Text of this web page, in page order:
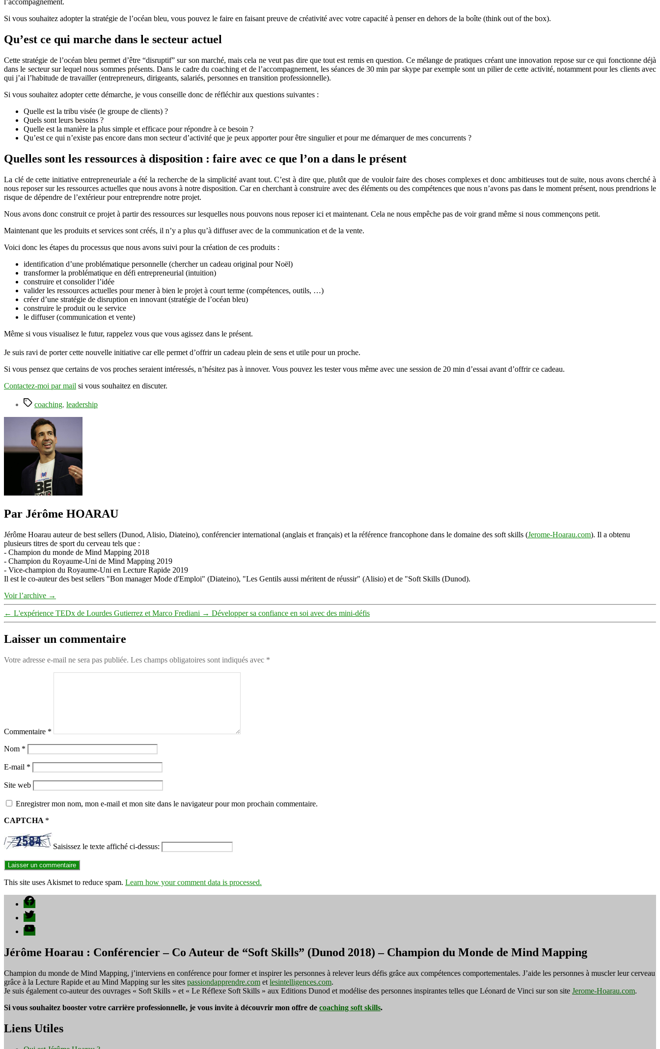
l’accompagnement.
Si vous souhaitez adopter la stratégie de l’océan bleu, vous pouvez le faire en faisant preuve de créativité avec votre capacité à penser en dehors de la boîte (think out of the box).
Qu’est ce qui marche dans le secteur actuel
Cette stratégie de l’océan bleu permet d’être “disruptif” sur son marché, mais cela ne veut pas dire que tout est remis en question. Ce mélange de pratiques créant une innovation repose sur ce qui fonctionne déjà
dans le secteur sur lequel nous sommes présents. Dans le cadre du coaching et de l’accompagnement, les séances de 30 min par skype par exemple sont un pilier de cette activité, notamment pour les clients avec
qui j’ai l’habitude de travailler (entrepreneurs, dirigeants, salariés, personnes en transition professionnelle).
Si vous souhaitez adopter cette démarche, je vous conseille donc de réfléchir aux questions suivantes :
Quelle est la tribu visée (le groupe de clients) ?
Quels sont leurs besoins ?
Quelle est la manière la plus simple et efficace pour répondre à ce besoin ?
Qu’est ce qui n’existe pas encore dans mon secteur d’activité que je peux apporter pour être singulier et pour me démarquer de mes concurrents ?
Quelles sont les ressources à disposition : faire avec ce que l’on a dans le présent
La clé de cette initiative entrepreneuriale a été la recherche de la simplicité avant tout. C’est à dire que, plutôt que de vouloir faire des choses complexes et donc ambitieuses tout de suite, nous avons cherché à
nous reposer sur les ressources actuelles que nous avons à notre disposition. Car en cherchant à construire avec des éléments ou des compétences que nous n’avons pas dans le moment présent, nous prendrions le
risque de dépendre de l’extérieur pour entreprendre notre projet.
Nous avons donc construit ce projet à partir des ressources sur lesquelles nous pouvons nous reposer ici et maintenant. Cela ne nous empêche pas de voir grand même si nous commençons petit.
Maintenant que les produits et services sont créés, il n’y a plus qu’à diffuser avec de la communication et de la vente.
Voici donc les étapes du processus que nous avons suivi pour la création de ces produits :
identification d’une problématique personnelle (chercher un cadeau original pour Noël)
transformer la problématique en défi entrepreneurial (intuition)
construire et consolider l’idée
valider les ressources actuelles pour mener à bien le projet à court terme (compétences, outils, …)
créer d’une stratégie de disruption en innovant (stratégie de l’océan bleu)
construire le produit ou le service
le diffuser (communication et vente)
Même si vous visualisez le futur, rappelez vous que vous agissez dans le présent.
Je suis ravi de porter cette nouvelle initiative car elle permet d’offrir un cadeau plein de sens et utile pour un proche.
Si vous pensez que certains de vos proches seraient intéressés, n’hésitez pas à innover. Vous pouvez les tester vous même avec une session de 20 min d’essai avant d’offrir ce cadeau.
Contactez-moi par mail si vous souhaitez en discuter.
Étiquettes
coaching, leadership
Par Jérôme HOARAU
Jérôme Hoarau auteur de best sellers (Dunod, Alisio, Diateino), conférencier international (anglais et français) et la référence francophone dans le domaine des soft skills (Jerome-Hoarau.com). Il a obtenu
plusieurs titres de sport du cerveau tels que :
- Champion du monde de Mind Mapping 2018
- Champion du Royaume-Uni de Mind Mapping 2019
- Vice-champion du Royaume-Uni en Lecture Rapide 2019
Il est le co-auteur des best sellers "Bon manager Mode d'Emploi" (Diateino), "Les Gentils aussi méritent de réussir" (Alisio) et de "Soft Skills (Dunod).
Voir l’archive →
← L'expérience TEDx de Lourdes Gutierrez et Marco Frediani → Développer sa confiance en soi avec des mini-défis
Laisser un commentaire
Votre adresse e-mail ne sera pas publiée. Les champs obligatoires sont indiqués avec *
Commentaire *
Nom *
E-mail *
Site web
Enregistrer mon nom, mon e-mail et mon site dans le navigateur pour mon prochain commentaire.
CAPTCHA *
Saisissez le texte affiché ci-dessus:
This site uses Akismet to reduce spam. Learn how your comment data is processed.
Facebook
Twitter
YouTube
Jérôme Hoarau : Conférencier – Co Auteur de “Soft Skills” (Dunod 2018) – Champion du Monde de Mind Mapping
Champion du monde de Mind Mapping, j’interviens en conférence pour former et inspirer les personnes à relever leurs défis grâce aux compétences comportementales. J’aide les personnes à muscler leur cerveau
grâce à la Lecture Rapide et au Mind Mapping sur les sites passiondapprendre.com et lesintelligences.com.
Je suis également co-auteur des ouvrages « Soft Skills » et « Le Réflexe Soft Skills » aux Editions Dunod et modélise des personnes inspirantes telles que Léonard de Vinci sur son site Jerome-Hoarau.com.
Si vous souhaitez booster votre carrière professionnelle, je vous invite à découvrir mon offre de coaching soft skills.
Liens Utiles